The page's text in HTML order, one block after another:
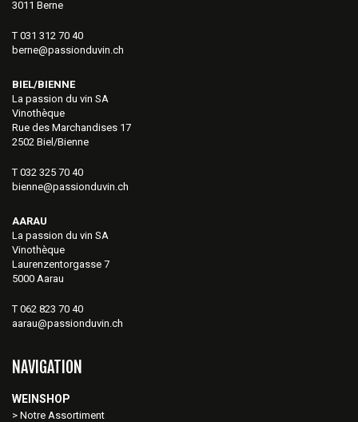
3011 Berne
T 031 312 70 40
berne@passionduvin.ch
BIEL/BIENNE
La passion du vin SA
Vinothèque
Rue des Marchandises 17
2502 Biel/Bienne
T 032 325 70 40
bienne@passionduvin.ch
AARAU
La passion du vin SA
Vinothèque
Laurenzentorgasse 7
5000 Aarau
T 062 823 70 40
aarau@passionduvin.ch
NAVIGATION
WEINSHOP
Notre Assortiment